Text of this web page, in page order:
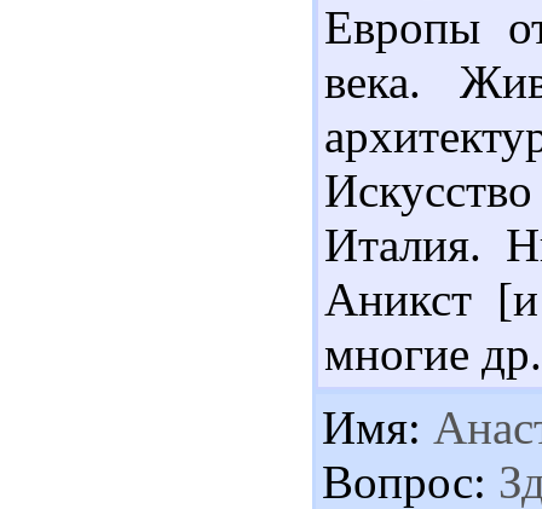
Европы
века.
Италия.
Аникст
многие др.
Имя:
Вопрос: